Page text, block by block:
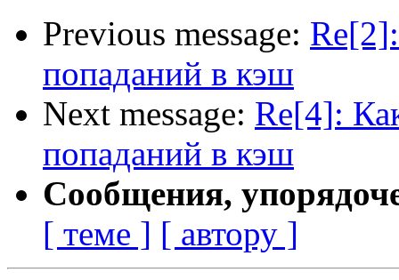
Previous message:
попаданий в кэш
Next message: Re[4]:
попаданий в кэш
Сообщения,
[ теме ] [ автору ]